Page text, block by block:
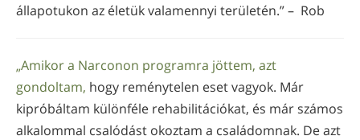
állapotukon az életük valamennyi területén.” – Rob
„Amikor a Narconon programra jöttem, azt
gondoltam, hogy reménytelen eset vagyok. Már
kipróbáltam különféle rehabilitációkat, és már számos
alkalommal csalódást okoztam a családomnak. De azt